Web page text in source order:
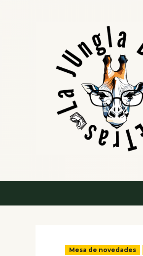
Mesa de novedades